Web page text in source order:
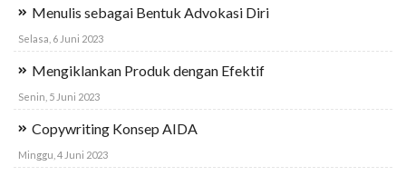
Menulis sebagai Bentuk Advokasi Diri
Selasa, 6 Juni 2023
Mengiklankan Produk dengan Efektif
Senin, 5 Juni 2023
Copywriting Konsep AIDA
Minggu, 4 Juni 2023